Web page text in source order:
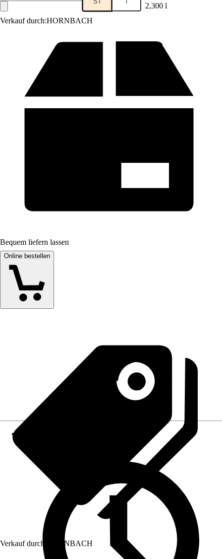
Verkauf durch:HORNBACH
2,300 l
Bequem liefern lassen
Online bestellen
Verkauf durch: HORNBACH